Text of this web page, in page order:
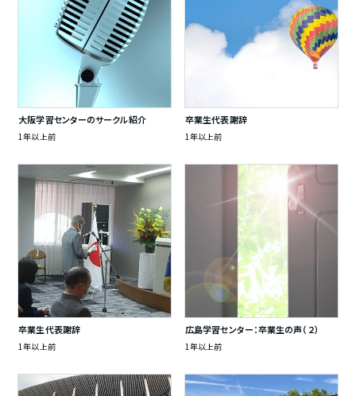
大阪学習センターのサークル紹介
1年以上前
卒業生代表謝辞
1年以上前
卒業生代表謝辞
1年以上前
広島学習センター：卒業生の声（２）
1年以上前